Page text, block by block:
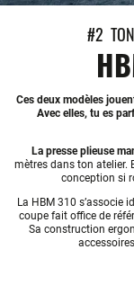
#2
Ces deux modèles
Avec elles, tu es
La presse plieuse
mètres dans ton atelier.
conception si
La HBM 310 s’associe
coupe fait office de
Sa construction